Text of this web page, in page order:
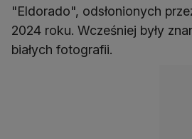
"Eldorado", odsłonionych
2024 roku. Wcześniej były
białych fotografii.